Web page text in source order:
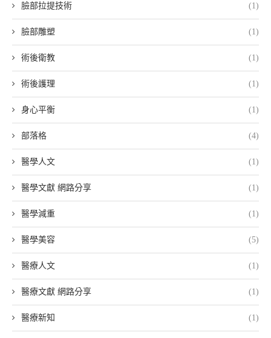
臉部拉提技術 (1)
臉部雕塑 (1)
術後衛教 (1)
術後護理 (1)
身心平衡 (1)
部落格 (4)
醫學人文 (1)
醫學文獻 網路分享 (1)
醫學減重 (1)
醫學美容 (5)
醫療人文 (1)
醫療文獻 網路分享 (1)
醫療新知 (1)